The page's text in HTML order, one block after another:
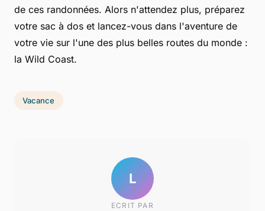
de ces randonnées. Alors n'attendez plus, préparez
votre sac à dos et lancez-vous dans l'aventure de
votre vie sur l'une des plus belles routes du monde :
la Wild Coast.
Vacance
L
ECRIT PAR